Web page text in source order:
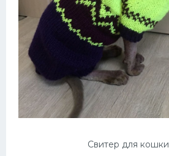
Свитер для кошки